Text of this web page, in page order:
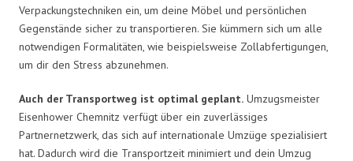
Verpackungstechniken ein, um deine Möbel und persönlichen
Gegenstände sicher zu transportieren. Sie kümmern sich um alle
notwendigen Formalitäten, wie beispielsweise Zollabfertigungen,
um dir den Stress abzunehmen.
Auch der Transportweg ist optimal geplant. Umzugsmeister
Eisenhower Chemnitz verfügt über ein zuverlässiges
Partnernetzwerk, das sich auf internationale Umzüge spezialisiert
hat. Dadurch wird die Transportzeit minimiert und dein Umzug